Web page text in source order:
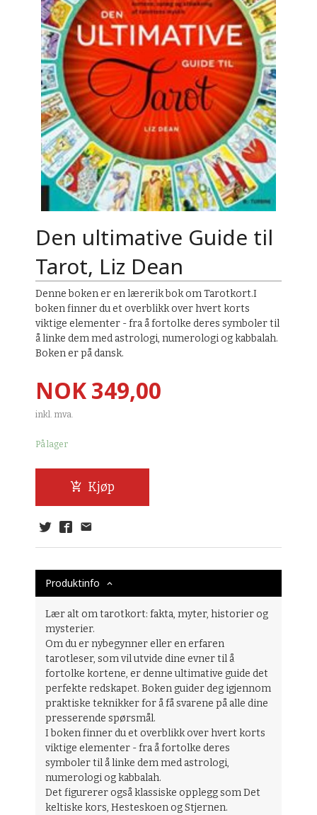
Den ultimative Guide til
Tarot, Liz Dean
Denne boken er en lærerik bok om Tarotkort.I
boken finner du et overblikk over hvert korts
viktige elementer - fra å fortolke deres symboler til
å linke dem med astrologi, numerologi og kabbalah.
Boken er på dansk.
Pris
NOK349,00
inkl. mva.
På lager
Kjøp
Produktinfo
Lær alt om tarotkort: fakta, myter, historier og
mysterier.
Om du er nybegynner eller en erfaren
tarotleser, som vil utvide dine evner til å
fortolke kortene, er denne ultimative guide det
perfekte redskapet. Boken guider deg igjennom
praktiske teknikker for å få svarene på alle dine
presserende spørsmål.
I boken finner du et overblikk over hvert korts
viktige elementer - fra å fortolke deres
symboler til å linke dem med astrologi,
numerologi og kabbalah.
Det figurerer også klassiske opplegg som Det
keltiske kors, Hesteskoen og Stjernen.